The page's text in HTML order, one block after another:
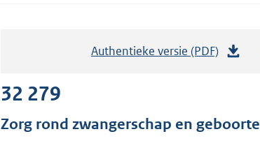
Authentieke versie (PDF)
a
32 279
Zorg rond zwangerschap en geboorte